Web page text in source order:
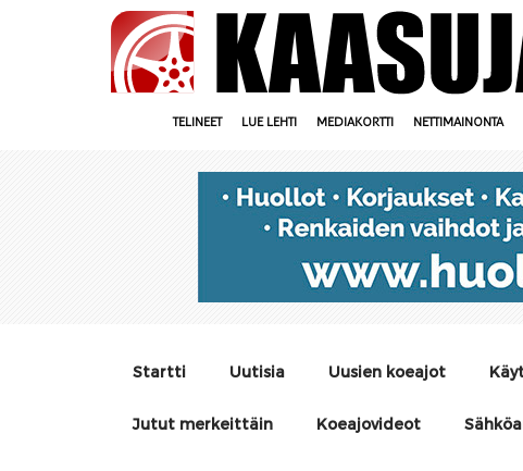
TELINEET LUE LEHTI MEDIAKORTTI NETTIMAINONTA
Startti Uutisia Uusien koeajot
Jutut merkeittäin Koeajovideot